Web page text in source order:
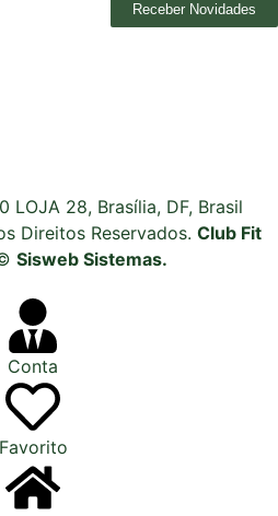
Receber Novidades
LOJA 28, Brasília, DF, Brasil
Direitos Reservados. Club Fit
Sisweb Sistemas.
Conta
Favorito